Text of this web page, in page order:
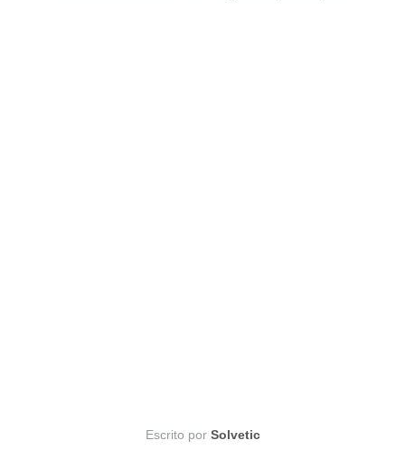
Escrito por Solvetic